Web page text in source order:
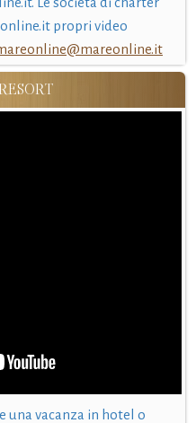
propri video
una vacanza in hotel o